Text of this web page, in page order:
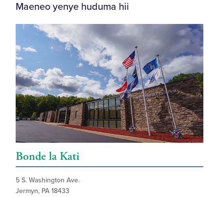
Maeneo yenye huduma hii
Bonde la Kati
5 S. Washington Ave.
Jermyn, PA 18433